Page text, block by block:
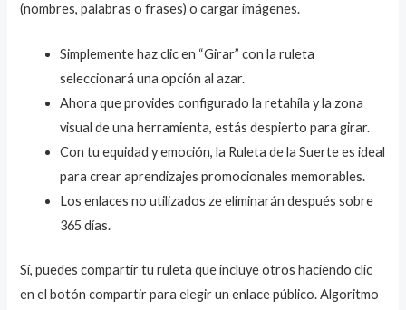
(nombres, palabras o frases) o cargar imágenes.
Simplemente haz clic en “Girar” con la ruleta
seleccionará una opción al azar.
Ahora que provides configurado la retahíla y la zona
visual de una herramienta, estás despierto para girar.
Con tu equidad y emoción, la Ruleta de la Suerte es ideal
para crear aprendizajes promocionales memorables.
Los enlaces no utilizados ze eliminarán después sobre
365 días.
Sí, puedes compartir tu ruleta que incluye otros haciendo clic
en el botón compartir para elegir un enlace público. Algoritmo